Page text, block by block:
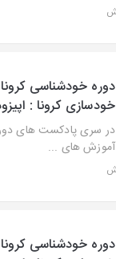
دوره خودشناسی
خودسازی کرونا :
در سری پادکست های
آموزش های ...
دوره خودشناسی